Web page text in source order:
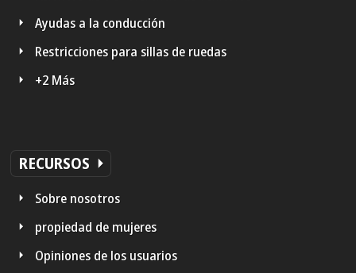
Ayudas a la conducción
Restricciones para sillas de ruedas
+2 Más
RECURSOS
Sobre nosotros
propiedad de mujeres
Opiniones de los usuarios